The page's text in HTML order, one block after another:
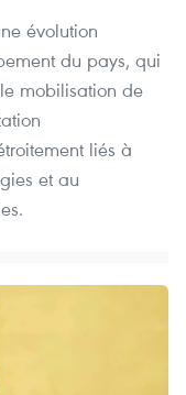
évolution
du pays, qui
mobilisation de
liés à
et au